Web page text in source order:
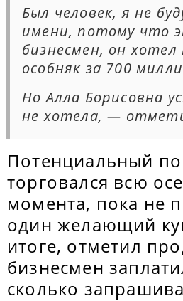
Был человек, я не
имени, потому что
бизнесмен, он
особняк за 700
Но Алла Борисовна
не хотела, —
Потенциальный
торговался всю
момента, пока не
один желающий
итоге, отметил
бизнесмен
сколько